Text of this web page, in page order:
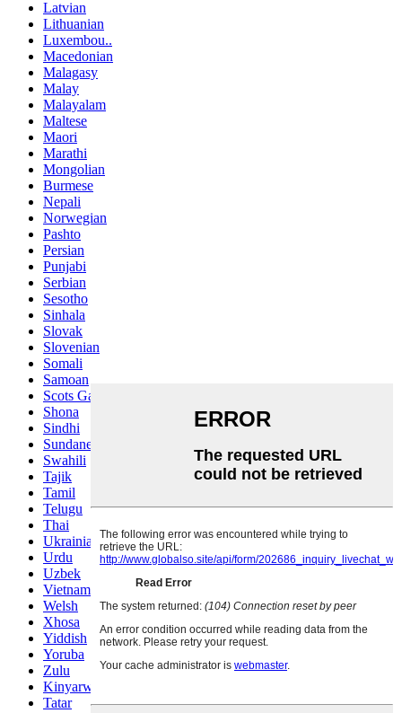
Latvian
Lithuanian
Luxembou..
Macedonian
Malagasy
Malay
Malayalam
Maltese
Maori
Marathi
Mongolian
Burmese
Nepali
Norwegian
Pashto
Persian
Punjabi
Serbian
Sesotho
Sinhala
Slovak
Slovenian
Somali
Samoan
Scots Gaelic
Shona
Sindhi
Sundanese
Swahili
Tajik
Tamil
Telugu
Thai
Ukrainian
Urdu
Uzbek
Vietnamese
Welsh
Xhosa
Yiddish
Yoruba
Zulu
Kinyarwanda
Tatar